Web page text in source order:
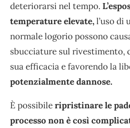
deteriorarsi nel tempo.
temperature elevate,l’uso di
normale logorio possono
sbucciature sul rivestimento,
sua efficacia e favorendo la
potenzialmente dannose.
È possibileripristinare le
processo non è così